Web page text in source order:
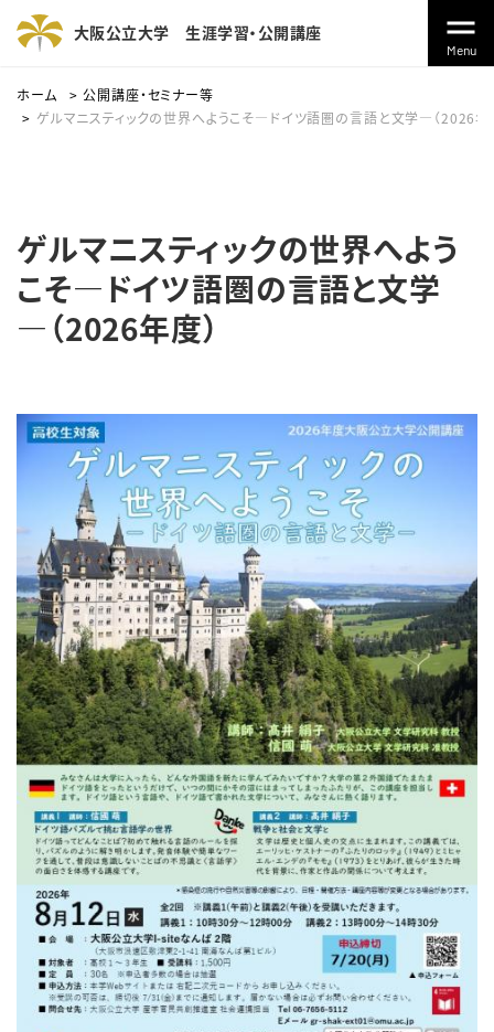
大阪公立大学生涯学習・公開講座
Menu
ホーム
公開講座・セミナー等
ゲルマニスティックの世界へようこそ―ドイツ語圏の言語と文学―（2026年
ゲルマニスティックの世界へよう
こそ―ドイツ語圏の言語と文学
―（2026年度）